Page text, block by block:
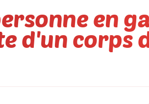
en
d'un corps